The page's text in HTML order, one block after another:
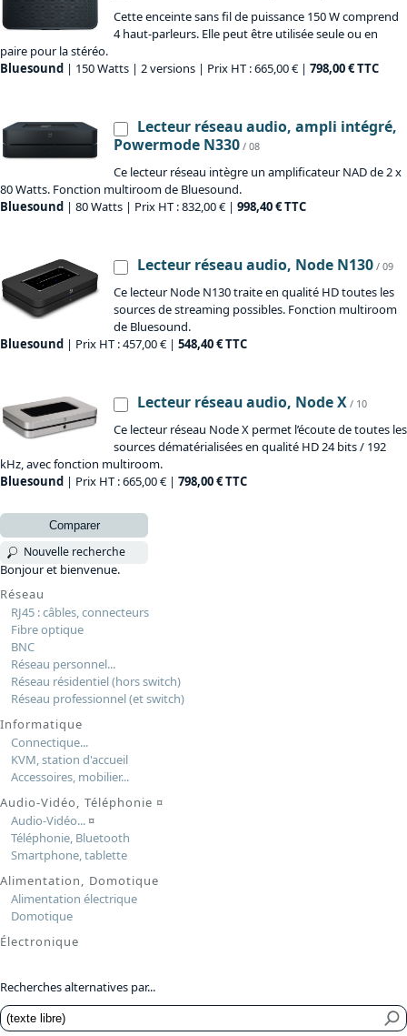
Cette enceinte sans fil de puissance 150 W comprend
4 haut-parleurs. Elle peut être utilisée seule ou en
paire pour la stéréo.
Bluesound | 150 Watts | 2 versions | Prix HT : 665,00 € | 798,00 € TTC
Lecteur réseau audio, ampli intégré,
Powermode N330 / 08
Ce lecteur réseau intègre un amplificateur NAD de 2 x
80 Watts. Fonction multiroom de Bluesound.
Bluesound | 80 Watts | Prix HT : 832,00 € | 998,40 € TTC
Lecteur réseau audio, Node N130 / 09
Ce lecteur Node N130 traite en qualité HD toutes les
sources de streaming possibles. Fonction multiroom
de Bluesound.
Bluesound | Prix HT : 457,00 € | 548,40 € TTC
Lecteur réseau audio, Node X / 10
Ce lecteur réseau Node X permet l’écoute de toutes les
sources dématérialisées en qualité HD 24 bits / 192
kHz, avec fonction multiroom.
Bluesound | Prix HT : 665,00 € | 798,00 € TTC
Comparer
Nouvelle recherche
Bonjour et bienvenue.
Réseau
RJ45 : câbles, connecteurs
Fibre optique
BNC
Réseau personnel...
Réseau résidentiel (hors switch)
Réseau professionnel (et switch)
Informatique
Connectique...
KVM, station d'accueil
Accessoires, mobilier...
Audio-Vidéo, Téléphonie ¤
Audio-Vidéo...¤
Téléphonie, Bluetooth
Smartphone, tablette
Alimentation, Domotique
Alimentation électrique
Domotique
Électronique
Recherches alternatives par...